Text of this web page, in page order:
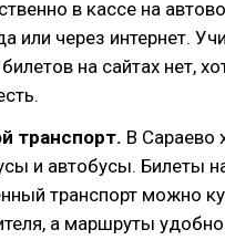
в кассе на
или через интернет.
на сайтах нет,
транспорт. В Сараево
и автобусы. Билеты
транспорт можно
а маршруты